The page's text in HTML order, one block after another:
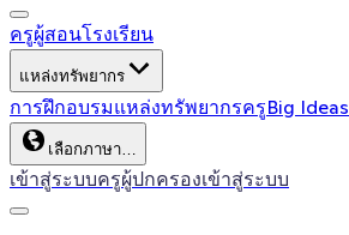
ครูผู้สอนโรงเรียน
แหล่งทรัพยากร
การฝึกอบรมแหล่งทรัพยากรครูBig Ideas
เลือกภาษา…
เข้าสู่ระบบครูผู้ปกครองเข้าสู่ระบบ